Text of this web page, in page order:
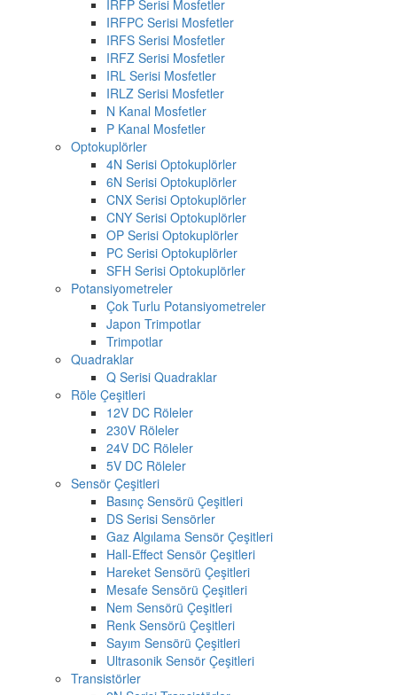
IRFP Serisi Mosfetler
IRFPC Serisi Mosfetler
IRFS Serisi Mosfetler
IRFZ Serisi Mosfetler
IRL Serisi Mosfetler
IRLZ Serisi Mosfetler
N Kanal Mosfetler
P Kanal Mosfetler
Optokuplörler
4N Serisi Optokuplörler
6N Serisi Optokuplörler
CNX Serisi Optokuplörler
CNY Serisi Optokuplörler
OP Serisi Optokuplörler
PC Serisi Optokuplörler
SFH Serisi Optokuplörler
Potansiyometreler
Çok Turlu Potansiyometreler
Japon Trimpotlar
Trimpotlar
Quadraklar
Q Serisi Quadraklar
Röle Çeşitleri
12V DC Röleler
230V Röleler
24V DC Röleler
5V DC Röleler
Sensör Çeşitleri
Basınç Sensörü Çeşitleri
DS Serisi Sensörler
Gaz Algılama Sensör Çeşitleri
Hall-Effect Sensör Çeşitleri
Hareket Sensörü Çeşitleri
Mesafe Sensörü Çeşitleri
Nem Sensörü Çeşitleri
Renk Sensörü Çeşitleri
Sayım Sensörü Çeşitleri
Ultrasonik Sensör Çeşitleri
Transistörler